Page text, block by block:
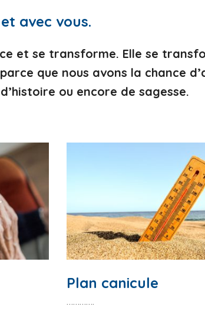
avec vous.
et se transforme. Elle se
que nous avons la chance
ou encore de sagesse.
Plan canicule
………….